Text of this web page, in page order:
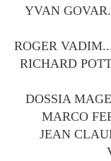
YVAN
ROGER
RICHARD
DOSSIA
MARCO
JEAN